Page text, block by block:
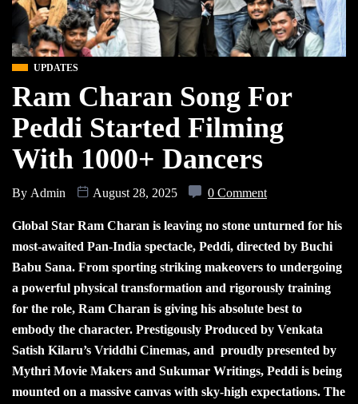
UPDATES
Ram Charan Song For
Peddi Started Filming
With 1000+ Dancers
By Admin August 28, 2025 0 Comment
Global Star Ram Charan is leaving no stone unturned for his
most-awaited Pan-India spectacle, Peddi, directed by Buchi
Babu Sana. From sporting striking makeovers to undergoing
a powerful physical transformation and rigorously training
for the role, Ram Charan is giving his absolute best to
embody the character. Prestigously Produced by Venkata
Satish Kilaru’s Vriddhi Cinemas, and proudly presented by
Mythri Movie Makers and Sukumar Writings, Peddi is being
mounted on a massive canvas with sky-high expectations. The